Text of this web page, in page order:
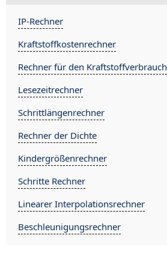
IP-Rechner
Kraftstoffkostenrechner
Rechner für den Kraftstoffverbrauch
Lesezeitrechner
Schrittlängenrechner
Rechner der Dichte
Kindergrößenrechner
Schritte Rechner
Linearer Interpolationsrechner
Beschleunigungsrechner